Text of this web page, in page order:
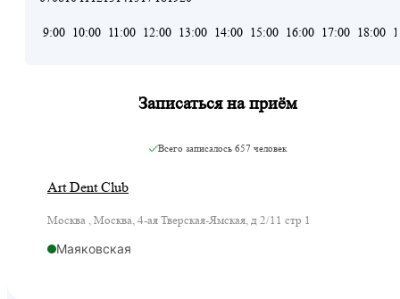
9:00 10:00 11:00 12:00 13:00 14:00 15:00 16:00 17:00 18:00
Записаться на приём
Всего записалось 657 человек
Art Dent Club
Москва , Москва, 4-ая Тверская-Ямская, д 2/11 стр 1
Маяковская